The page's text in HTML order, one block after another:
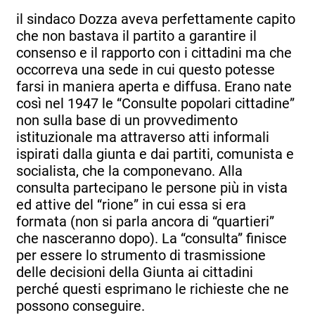
il sindaco Dozza aveva perfettamente capito
che non bastava il partito a garantire il
consenso e il rapporto con i cittadini ma che
occorreva una sede in cui questo potesse
farsi in maniera aperta e diffusa. Erano nate
così nel 1947 le “Consulte popolari cittadine”
non sulla base di un provvedimento
istituzionale ma attraverso atti informali
ispirati dalla giunta e dai partiti, comunista e
socialista, che la componevano. Alla
consulta partecipano le persone più in vista
ed attive del “rione” in cui essa si era
formata (non si parla ancora di “quartieri”
che nasceranno dopo). La “consulta” finisce
per essere lo strumento di trasmissione
delle decisioni della Giunta ai cittadini
perché questi esprimano le richieste che ne
possono conseguire.